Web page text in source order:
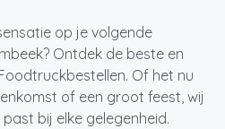
op je volgende
Ontdek de beste en
Of het nu
of een groot feest, wij
bij elke gelegenheid.